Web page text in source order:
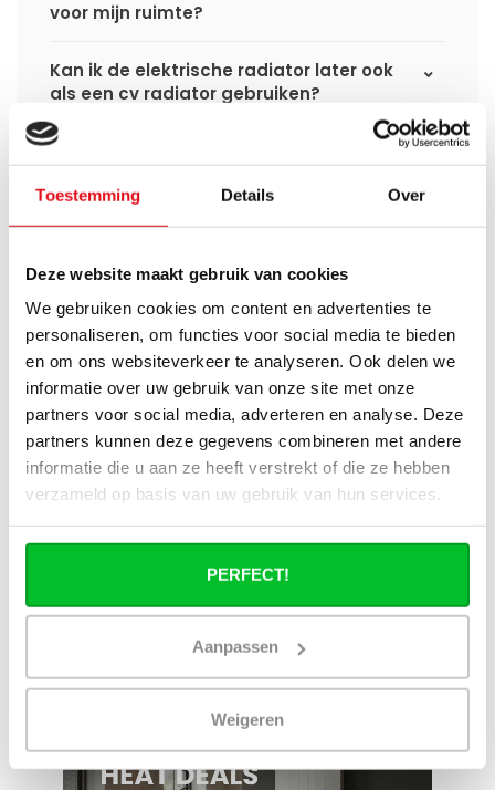
Toestemming Details Over
Deze website maakt gebruik van cookies
We gebruiken cookies om content en advertenties te
personaliseren, om functies voor social media te bieden
en om ons websiteverkeer te analyseren. Ook delen we
informatie over uw gebruik van onze site met onze
partners voor social media, adverteren en analyse. Deze
partners kunnen deze gegevens combineren met andere
informatie die u aan ze heeft verstrekt of die ze hebben
verzameld op basis van uw gebruik van hun services.
PERFECT!
Aanpassen
Weigeren
voor mijn ruimte?
Kan ik de elektrische radiator later ook
als een cv radiator gebruiken?
Verbruikt een elektrische
Heb je een vraag over dit product ?
Simon helpt je graag en kan al je vragen beantwoorden.
Ruim assortiment
Levering uit eigen
voorraad
14 dagen bedenktijd
Niet goed = Geld terug
Zelf ophalen in de
week open.
Snelle levering in
Nederland en België
Geen onverwachte
kosten achteraf